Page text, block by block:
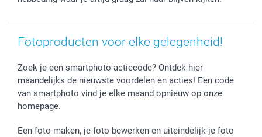
Fotoproducten voor elke gelegenheid!
Zoek je een smartphoto actiecode? Ontdek hier
maandelijks de nieuwste voordelen en acties! Een code
van smartphoto vind je elke maand opnieuw op onze
homepage.
Een foto maken, je foto bewerken en uiteindelijk je foto